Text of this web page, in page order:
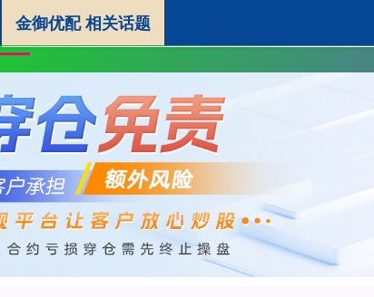
首页 金御优配 实盘配资官网
金御优配 相关话题